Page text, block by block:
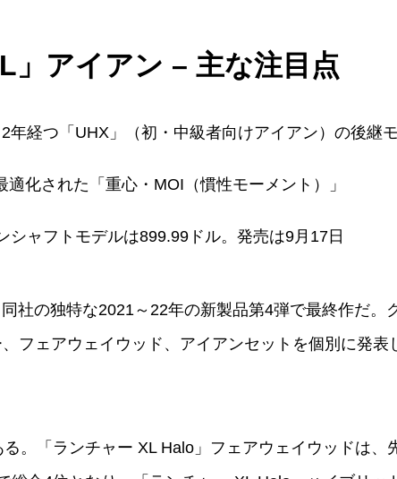
」アイアン – 主な注目点
年経つ「UHX」（初・中級者向けアイアン）の後継
化された「重心・MOI（慣性モーメント）」
シャフトモデルは899.99ドル。発売は9月17日
社の独特な2021～22年の新製品第4弾で最終作だ。
フェアウェイウッド、アイアンセットを個別に発表
。「ランチャー XL Halo」フェアウェイウッドは、